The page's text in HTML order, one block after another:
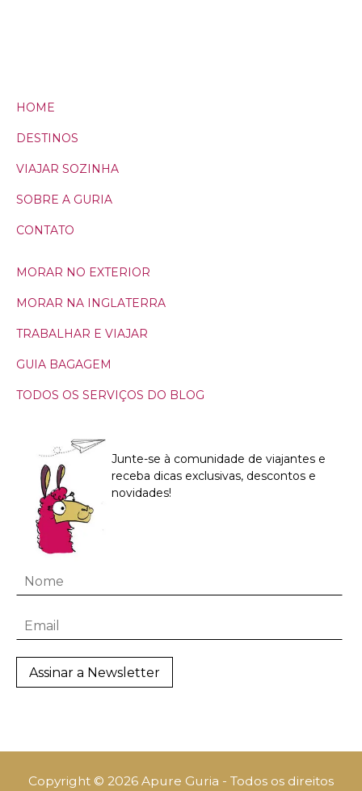
HOME
DESTINOS
VIAJAR SOZINHA
SOBRE A GURIA
CONTATO
MORAR NO EXTERIOR
MORAR NA INGLATERRA
TRABALHAR E VIAJAR
GUIA BAGAGEM
TODOS OS SERVIÇOS DO BLOG
Junte-se à comunidade de viajantes e
receba dicas exclusivas, descontos e
novidades!
Copyright © 2026 Apure Guria - Todos os direitos